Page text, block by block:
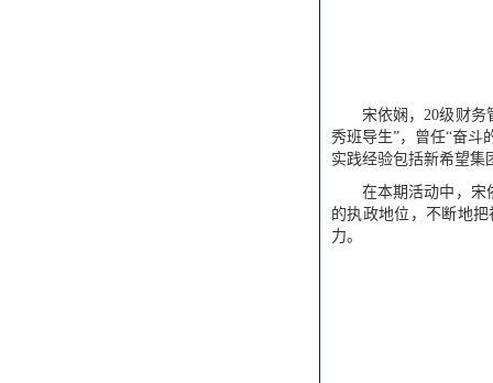
宋依娴，20级财务
秀班导生”，曾任“奋斗
实践经验包括新希望集
在本期活动中，宋
的执政地位，不断地
力。